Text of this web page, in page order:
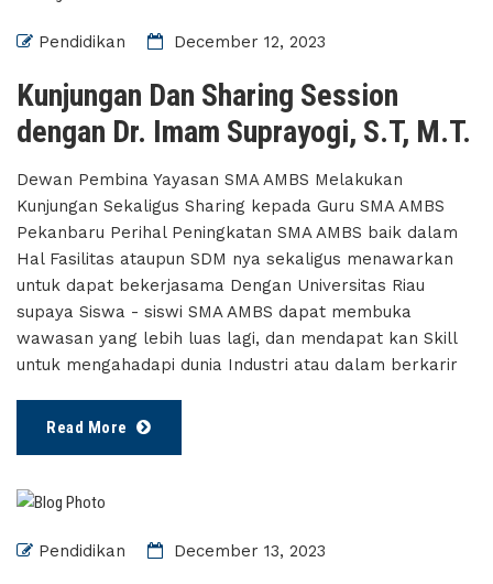
Pendidikan December 12, 2023
Kunjungan Dan Sharing Session
dengan Dr. Imam Suprayogi, S.T, M.T.
Dewan Pembina Yayasan SMA AMBS Melakukan
Kunjungan Sekaligus Sharing kepada Guru SMA AMBS
Pekanbaru Perihal Peningkatan SMA AMBS baik dalam
Hal Fasilitas ataupun SDM nya sekaligus menawarkan
untuk dapat bekerjasama Dengan Universitas Riau
supaya Siswa - siswi SMA AMBS dapat membuka
wawasan yang lebih luas lagi, dan mendapat kan Skill
untuk mengahadapi dunia Industri atau dalam berkarir
Read More
Pendidikan December 13, 2023